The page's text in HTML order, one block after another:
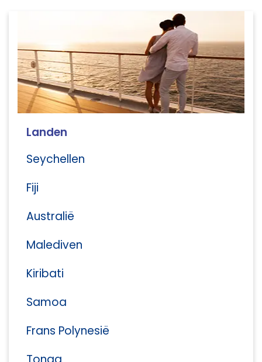
Landen
Seychellen
Fiji
Australië
Malediven
Kiribati
Samoa
Frans Polynesië